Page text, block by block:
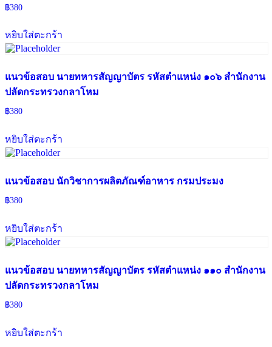
฿380
หยิบใส่ตะกร้า
แนวข้อสอบ นายทหารสัญญาบัตร รหัสตำแหน่ง ๑๐๖ สำนักงาน
ปลัดกระทรวงกลาโหม
฿380
หยิบใส่ตะกร้า
แนวข้อสอบ นักวิชาการผลิตภัณฑ์อาหาร กรมประมง
฿380
หยิบใส่ตะกร้า
แนวข้อสอบ นายทหารสัญญาบัตร รหัสตำแหน่ง ๑๑๐ สำนักงาน
ปลัดกระทรวงกลาโหม
฿380
หยิบใส่ตะกร้า